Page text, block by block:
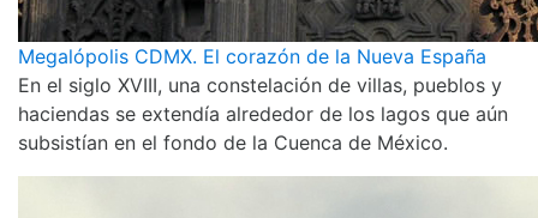
Megalópolis CDMX. El corazón de la Nueva España
En el siglo XVIII, una constelación de villas, pueblos y
haciendas se extendía alrededor de los lagos que aún
subsistían en el fondo de la Cuenca de México.